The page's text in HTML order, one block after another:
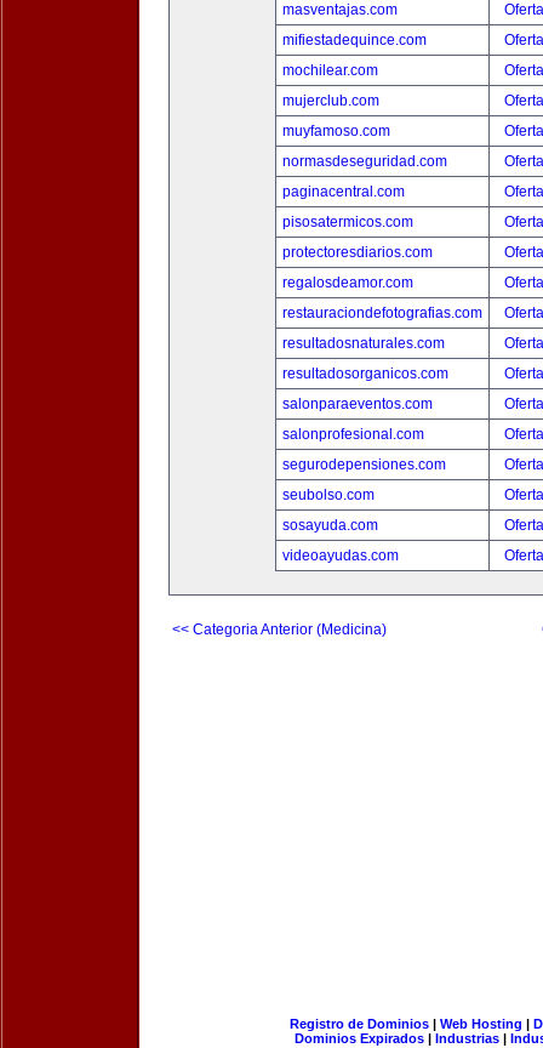
masventajas.com
mifiestadequince.com
mochilear.com
mujerclub.com
muyfamoso.com
normasdeseguridad.com
paginacentral.com
pisosatermicos.com
protectoresdiarios.com
regalosdeamor.com
restauraciondefotografias.com
resultadosnaturales.com
resultadosorganicos.com
salonparaeventos.com
salonprofesional.com
segurodepensiones.com
seubolso.com
sosayuda.com
videoayudas.com
<< Categoria Anterior (Medicina)
Registro de Dominios| Web Hosting |
Dominios Expirados | Industrias |